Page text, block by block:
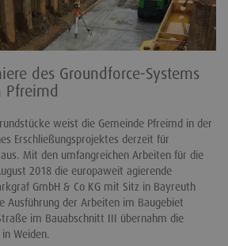
des Groundforce-Systems
Pfreimd
weist die Gemeinde Pfreimd in der
Erschließungsprojektes derzeit für
Mit den umfangreichen Arbeiten für die
2018 die europaweit agierende
GmbH & Co KG mit Sitz in Bayreuth
Ausführung der Arbeiten im Baugebiet
im Bauabschnitt III übernahm die
Weiden.